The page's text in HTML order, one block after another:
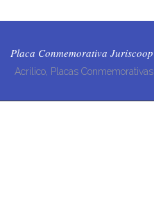
Placa Conmemorativa Juriscoop
Acrilico, Placas Conmemorativas